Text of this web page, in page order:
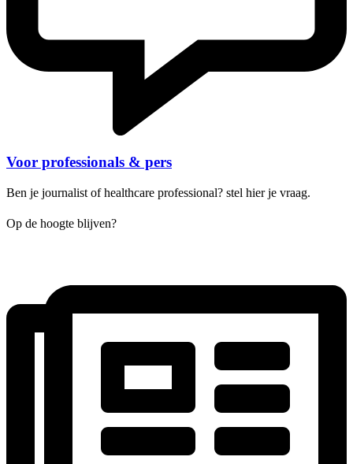
Voor professionals & pers
Ben je journalist of healthcare professional? stel hier je vraag.
Op de hoogte blijven?